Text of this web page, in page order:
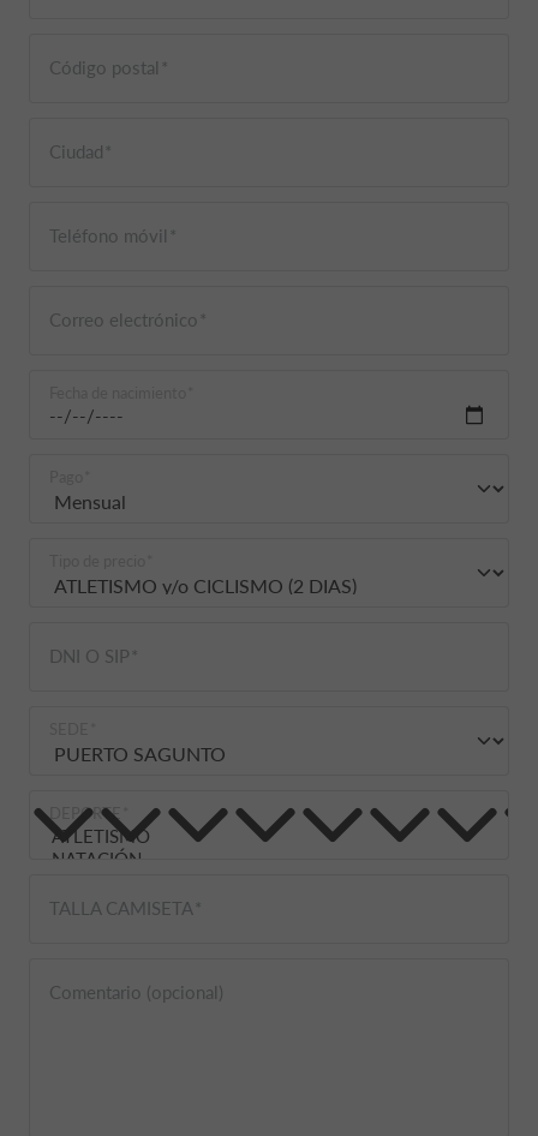
Código postal
Ciudad
Teléfono móvil
Correo electrónico
DNI O SIP
DEPORTE
TALLA CAMISETA
Comentario (opcional)